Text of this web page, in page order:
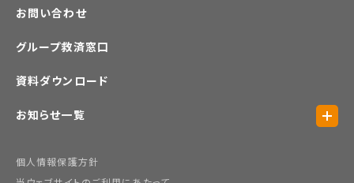
お問い合わせ
グループ救済窓口
資料ダウンロード
お知らせ一覧
個人情報保護方針